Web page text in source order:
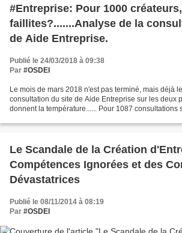
#Entreprise: Pour 1000
faillites?.......Analyse de la
de Aide Entreprise.
Publié le 24/03/2018 à 09:38
Par #OSDEI
Le mois de mars 2018 n'est pas terminé, mais déjà
consultation du site de Aide Entreprise sur les deux
donnent la température...... Pour 1087 consultations
Le Scandale de la Création
Compétences Ignorées et des
Dévastatrices
Publié le 08/11/2014 à 08:19
Par #OSDEI